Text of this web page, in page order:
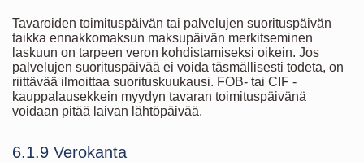
Tavaroiden toimituspäivän tai palvelujen suorituspäivän
taikka ennakkomaksun maksupäivän merkitseminen
laskuun on tarpeen veron kohdistamiseksi oikein. Jos
palvelujen suorituspäivää ei voida täsmällisesti todeta, on
riittävää ilmoittaa suorituskuukausi. FOB- tai CIF -
kauppalausekkein myydyn tavaran toimituspäivänä
voidaan pitää laivan lähtöpäivää.
6.1.9 Verokanta